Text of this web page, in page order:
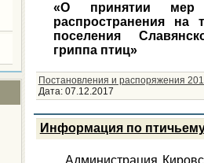
«О принятии мер
распространения на
поселения
гриппа птиц»
Постановления и распоряжения
Дата: 07.12.2017
Информация по
Администрация